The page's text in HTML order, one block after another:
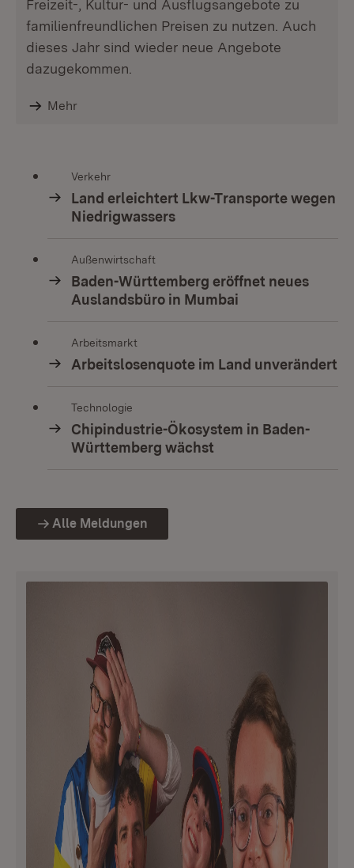
Freizeit-, Kultur- und Ausflugsangebote zu
familienfreundlichen Preisen zu nutzen. Auch
dieses Jahr sind wieder neue Angebote
dazugekommen.
Mehr
Verkehr
Land erleichtert Lkw-Transporte wegen
Niedrigwassers
Außenwirtschaft
Baden-Württemberg eröffnet neues
Auslandsbüro in Mumbai
Arbeitsmarkt
Arbeitslosenquote im Land unverändert
Technologie
Chipindustrie-Ökosystem in Baden-
Württemberg wächst
Alle Meldungen